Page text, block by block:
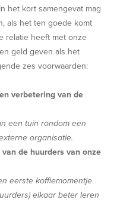
het kort samengevat mag
als het ten goede komt
relatie heeft met onze
geld geven als het
zes voorwaarden:
verbetering van de
een tuin rondom een
organisatie.
de huurders van onze
eerste koffiemomentje
elkaar beter leren